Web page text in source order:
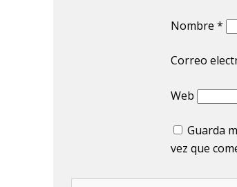
Nombre *
Correo
Web
Guarda
vez que